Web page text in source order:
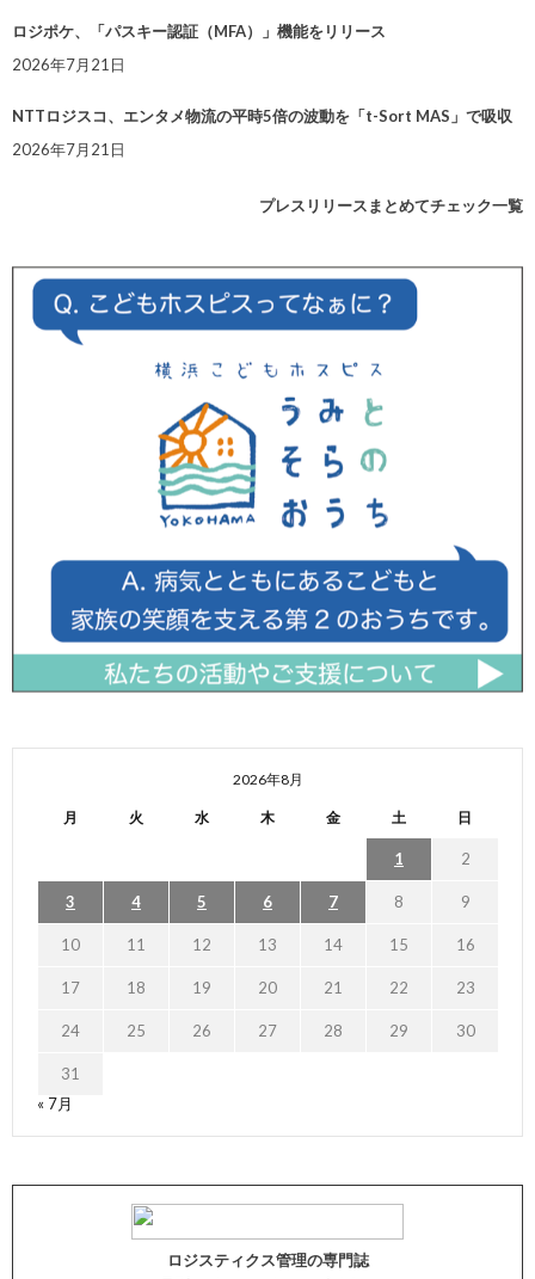
ロジポケ、「パスキー認証（MFA）」機能をリリース
2026年7月21日
NTTロジスコ、エンタメ物流の平時5倍の波動を「t-Sort MAS」で吸収
2026年7月21日
プレスリリースまとめてチェック一覧
2026年8月
月 火 水 木 金 土 日
1 2
3 4 5 6 7 8 9
10 11 12 13 14 15 16
17 18 19 20 21 22 23
24 25 26 27 28 29 30
31
« 7月
ロジスティクス管理の専門誌